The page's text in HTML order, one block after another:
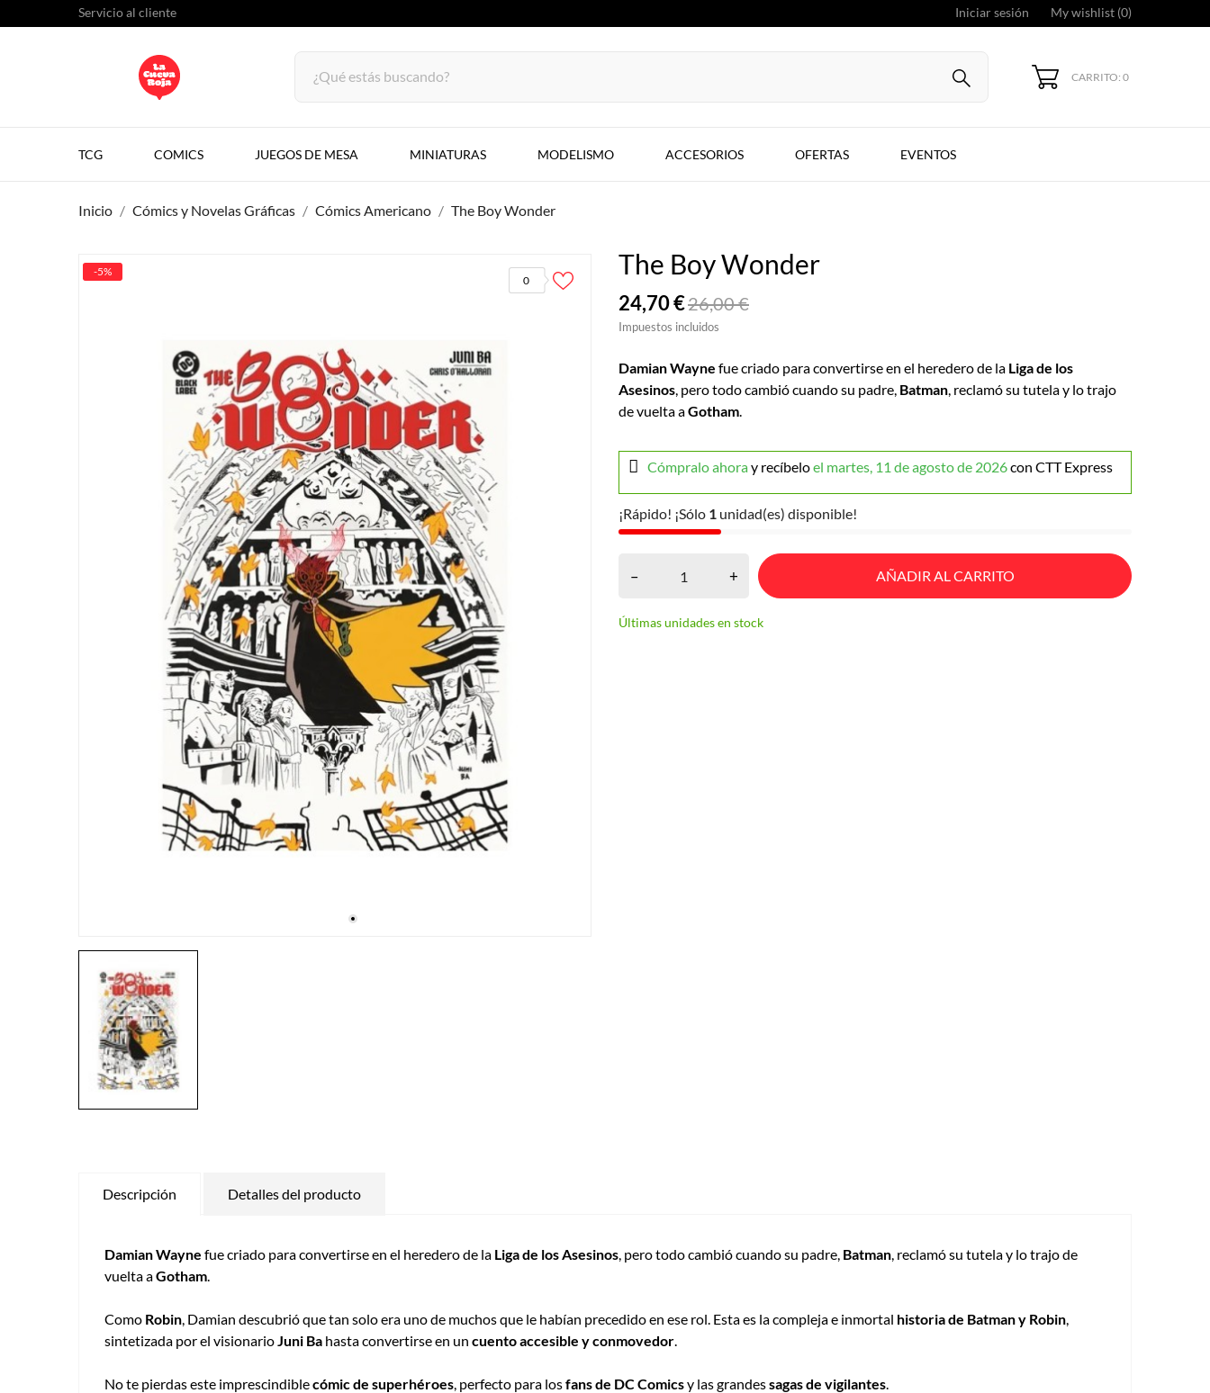
Servicio al cliente Iniciar sesión My wishlist (0)
CARRITO: 0
TCG COMICS JUEGOS DE MESA MINIATURAS MODELISMO ACCESORIOS OFERTAS EVENTOS
Inicio Cómics y Novelas Gráficas Cómics Americano The Boy Wonder
0
-5% The Boy Wonder
24,70 €26,00 €
Impuestos incluidos
Damian Wayne fue criado para convertirse en el heredero de la Liga de los
Asesinos, pero todo cambió cuando su padre, Batman, reclamó su tutela y lo trajo
de vuelta aGotham.
Cómpralo ahoray recíbeloel martes, 11 de agosto de 2026con CTT Express
¡Rápido! ¡Sólo 1 unidad(es) disponible!
– + AÑADIR AL CARRITO
Últimas unidades en stock
Descripción Detalles del producto
Damian Wayne fue criado para convertirse en el heredero de la Liga de los Asesinos , pero todo cambió cuando su padre, Batman , reclamó su tutela y lo trajo de
vuelta aGotham
Como Robin , Damian descubrió que tan solo era uno de muchos que le habían precedido en ese rol. Esta es la compleja e inmortal historia de Batman y Robin
sintetizada por el visionario Juni Ba hasta convertirse en un cuento accesible y conmovedor
No te pierdas este imprescindiblecómic de superhéroes , perfecto para losfans de DC Comicsy las grandessagas de vigilantes